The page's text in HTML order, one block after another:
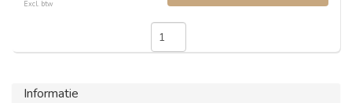
Excl. btw
Informatie